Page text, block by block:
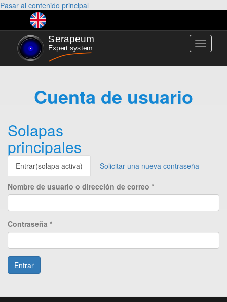
Pasar al contenido principal
Toggle
Cuenta de usuario
Solapas
principales
Entrar(solapa activa) Solicitar una nueva contraseña
Nombre de usuario o dirección de correo *
Contraseña *
Entrar